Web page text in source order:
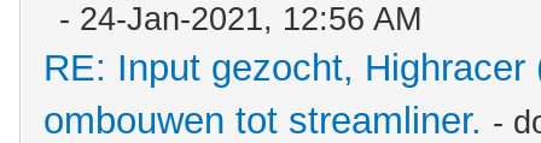
- 24-Jan-2021, 12:56 AM
RE: Input gezocht,
ombouwen tot streamliner. -